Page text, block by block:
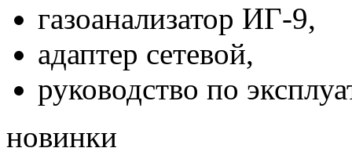
газоанализатор ИГ-9,
адаптер сетевой,
руководство по
новинки